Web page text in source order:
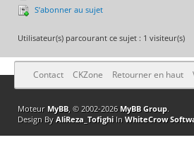
S’abonner au sujet
Utilisateur(s) parcourant ce sujet : 1 visiteur(s)
Contact CKZone Retourner en haut
Moteur MyBB, © 2002-2026 MyBB Group.
Design By AliReza_TofighiIn WhiteCrow